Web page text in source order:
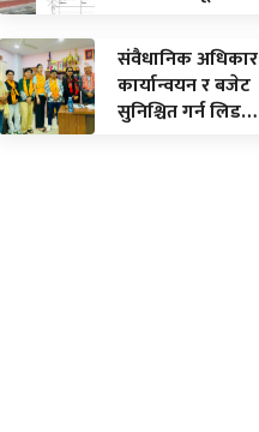
संवैधानिक अधिकार
कार्यान्वयन र बजेट
सुनिश्चित गर्न लिड…